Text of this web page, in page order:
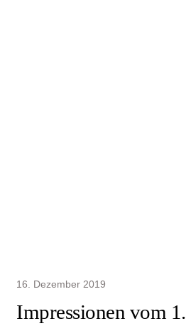
16. Dezember 2019
Impressionen vom 1.